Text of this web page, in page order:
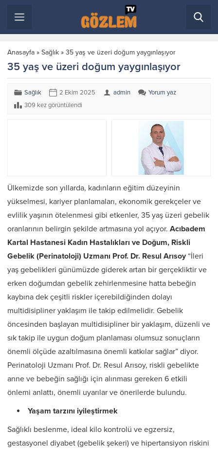
Anasayfa » Sağlık » 35 yaş ve üzeri doğum yaygınlaşıyor
35 yaş ve üzeri doğum yaygınlaşıyor
Sağlık 2 Ekim 2025 admin
Yorum yaz
309 kez görüntülendi
Ülkemizde son yıllarda, kadınların eğitim düzeyinin
yükselmesi, kariyer planlamaları, ekonomik gerekçeler ve
evlilik yaşının ötelenmesi gibi etkenler, 35 yaş üzeri gebelik
oranlarının belirgin şekilde artmasına yol açıyor. Acıbadem
Kartal Hastanesi Kadın Hastalıkları ve Doğum, Riskli
Gebelik (Perinatoloji) Uzmanı Prof. Dr. Resul Arısoy “İleri
yaş gebelikleri günümüzde giderek artan bir gerçekliktir ve
erken doğumdan gebelik zehirlenmesine hatta bebeğin
kaybına dek çeşitli riskler içerebildiğinden dolayı
multidisipliner yaklaşım ile takip edilmelidir. Gebelik
öncesinden başlayan multidisipliner bir yaklaşım, düzenli ve
sık takip ile uygun doğum planlaması olumsuz sonuçların
önemli ölçüde azaltılmasına önemli katkılar sağlar” diyor.
Perinatoloji Uzmanı Prof. Dr. Resul Arısoy, riskli gebelikte
anne ve bebeğin sağlığı için alınması gereken 6 etkili
önlemi anlattı, önemli uyarılar ve önerilerde bulundu.
Yaşam tarzını iyileştirmek
Sağlıklı beslenme, ideal kilo kontrolü ve egzersiz,
gestasyonel diyabet (gebelik şekeri) ve hipertansiyon riskini